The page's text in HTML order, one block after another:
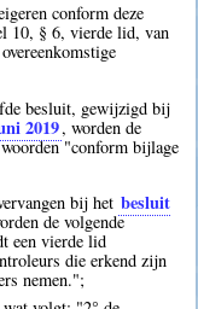
conform deze
10, § 6, vierde lid, van
besluit, gewijzigd bij
2019, worden de
"conform bijlage
bij het besluit
de volgende
een vierde lid
die erkend zijn
nemen.";